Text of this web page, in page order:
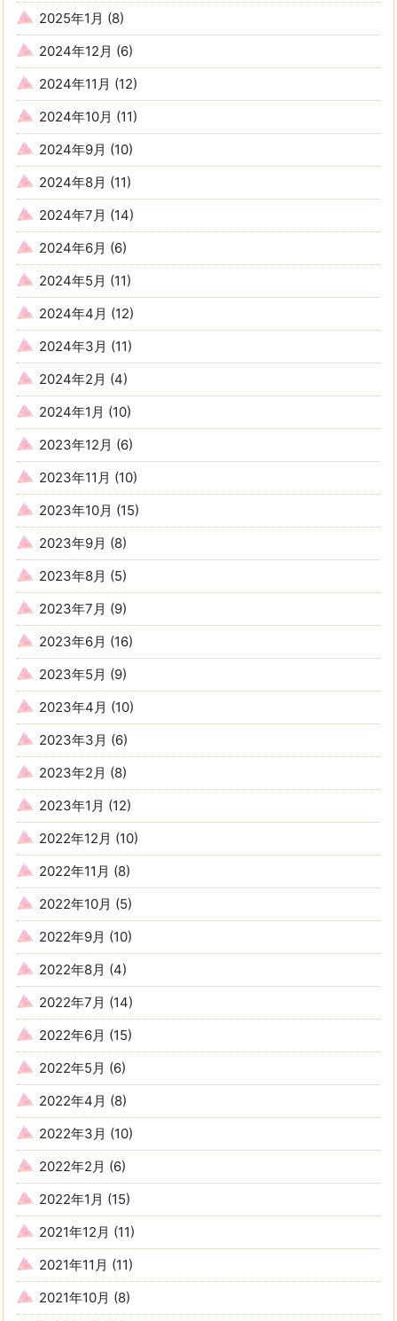
2025年1月 (8)
2024年12月 (6)
2024年11月 (12)
2024年10月 (11)
2024年9月 (10)
2024年8月 (11)
2024年7月 (14)
2024年6月 (6)
2024年5月 (11)
2024年4月 (12)
2024年3月 (11)
2024年2月 (4)
2024年1月 (10)
2023年12月 (6)
2023年11月 (10)
2023年10月 (15)
2023年9月 (8)
2023年8月 (5)
2023年7月 (9)
2023年6月 (16)
2023年5月 (9)
2023年4月 (10)
2023年3月 (6)
2023年2月 (8)
2023年1月 (12)
2022年12月 (10)
2022年11月 (8)
2022年10月 (5)
2022年9月 (10)
2022年8月 (4)
2022年7月 (14)
2022年6月 (15)
2022年5月 (6)
2022年4月 (8)
2022年3月 (10)
2022年2月 (6)
2022年1月 (15)
2021年12月 (11)
2021年11月 (11)
2021年10月 (8)